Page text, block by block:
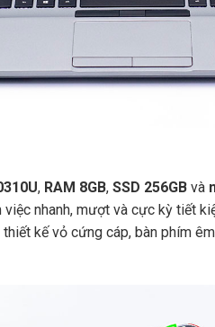
, RAM 8GB, SSD 256GBvà
nhanh, mượt và cực kỳ tiết
kế vỏ cứng cáp, bàn phím